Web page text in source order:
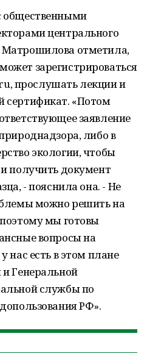
общественными
центрального
отметила,
зарегистрироваться
прослушать лекции и
сертификат. «Потом
заявление
либо в
экологии, чтобы
получить документ
- пояснила она. - Не
можно решить на
мы готовы
вопросы на
нас есть в этом плане
Генеральной
службы по
РФ».